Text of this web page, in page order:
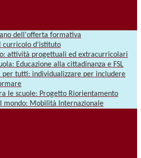
dell'offerta formativa
curricolo d’istituto
attività progettuali ed extracurricolari
Educazione alla cittadinanza e FSL
per tutti: individualizzare per includere
le scuole: Progetto Riorientamento
mondo: Mobilità Internazionale